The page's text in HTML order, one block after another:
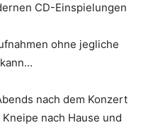
CD-Einspielungen
ohne jegliche
nach dem Konzert
nach Hause und